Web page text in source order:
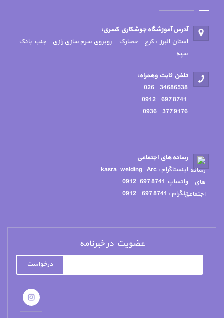
آدرس آموزشگاه جوشكاري كسري:
استان البرز : کرج - حصارک - روبروی سرم سازی رازی - جنب بانک
سپه
تلفن ثابت وهمراه:
34686538 - 026
9176 377 -0936
رسانه هاي اجتماعي
اينستاگرام : kasra-welding -Arc
واتساپ 8741 697-0912
تلگرام : 8741 697 - 0912
عضویت در خبرنامه
درخواست